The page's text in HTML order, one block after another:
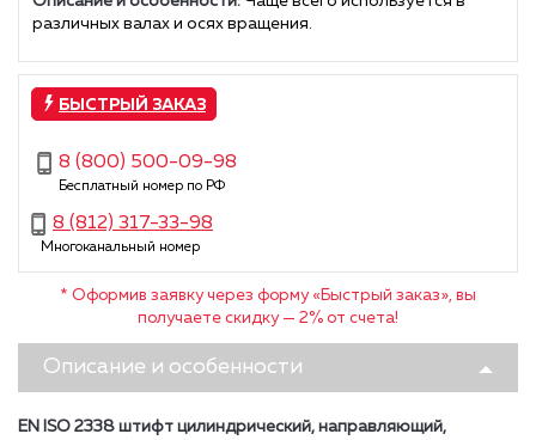
различных валах и осях вращения.
БЫСТРЫЙ ЗАКАЗ
8 (800) 500-09-98
Бесплатный номер по РФ
8 (812) 317-33-98
Многоканальный номер
* Оформив заявку через форму «Быстрый заказ», вы
получаете скидку — 2% от счета!
Описание и особенности
EN ISO 2338 штифт цилиндрический, направляющий,